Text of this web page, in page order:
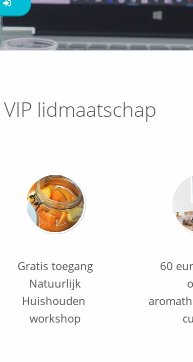
lidmaatschap
Gratis toegang
Natuurlijk
Huishouden
workshop
60